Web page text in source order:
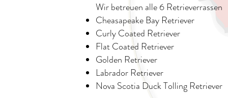
Wir betreuen alle 6 Retrieverrassen
Cheasapeake Bay Retriever
Curly Coated Retriever
Flat Coated Retriever
Golden Retriever
Labrador Retriever
Nova Scotia Duck Tolling Retriever​